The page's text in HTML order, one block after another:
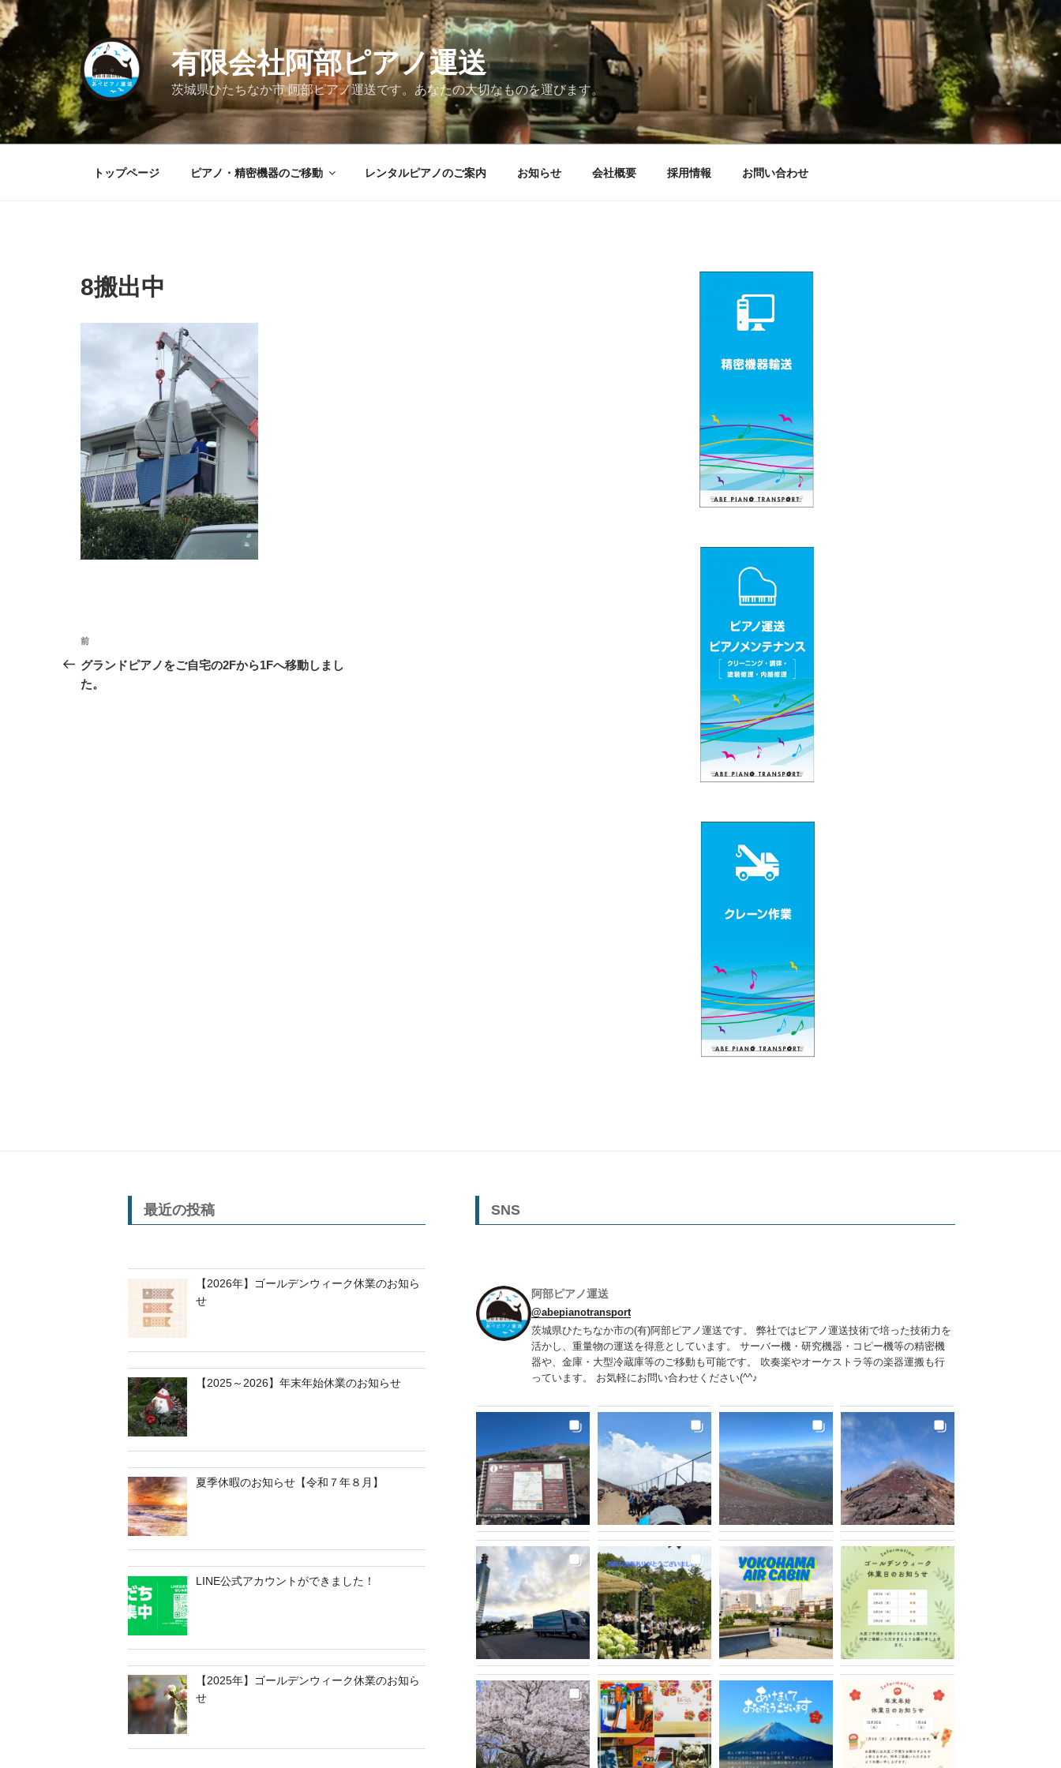
コ
ン
テ
ン
ツ
キ
有限会社阿部ピアノ運送
茨城県ひたちなか市 阿部ピアノ運送です。あなたの大切なものを運びます。
トップページ ピアノ・精密機器のご移動 レンタルピアノのご案内 お知らせ 会社概要 採用情報 お問い合わせ
8搬出中
投
稿
ナ
前
の
投
前
グランドピアノをご自宅の2Fから1Fへ移動しまし
た。
最近の投稿
【2026年】ゴールデンウィーク休業のお知ら
せ
【2025～2026】年末年始休業のお知らせ
夏季休暇のお知らせ【令和７年８月】
LINE公式アカウントができました！
【2025年】ゴールデンウィーク休業のお知ら
せ
SNS
阿部ピアノ運送
@abepianotransport
茨城県ひたちなか市の(有)阿部ピアノ運送です。 弊社ではピアノ運送技術で培った技術力を
活かし、重量物の運送を得意としています。 サーバー機・研究機器・コピー機等の精密機
器や、金庫・大型冷蔵庫等のご移動も可能です。 吹奏楽やオーケストラ等の楽器運搬も行
っています。 お気軽にお問い合わせください(^^♪